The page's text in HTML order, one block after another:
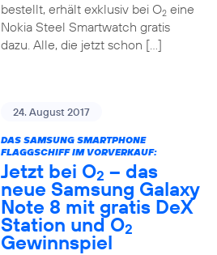
bestellt, erhält exklusiv bei O2eine
Nokia Steel Smartwatch gratis
dazu. Alle, die jetzt schon […]
24. August 2017
DAS SAMSUNG SMARTPHONE
FLAGGSCHIFF IM VORVERKAUF:
Jetzt bei O2 – das
neue Samsung Galaxy
Note 8 mit gratis DeX
Station und O2
Gewinnspiel